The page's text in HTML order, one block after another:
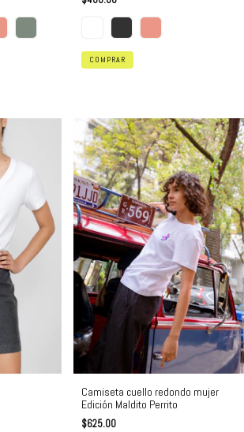
COMPRAR
Camiseta cuello redondo mujer
Edición Maldito Perrito
$625.00